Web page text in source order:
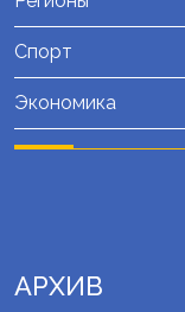
Спорт
Экономика
АРХИВ